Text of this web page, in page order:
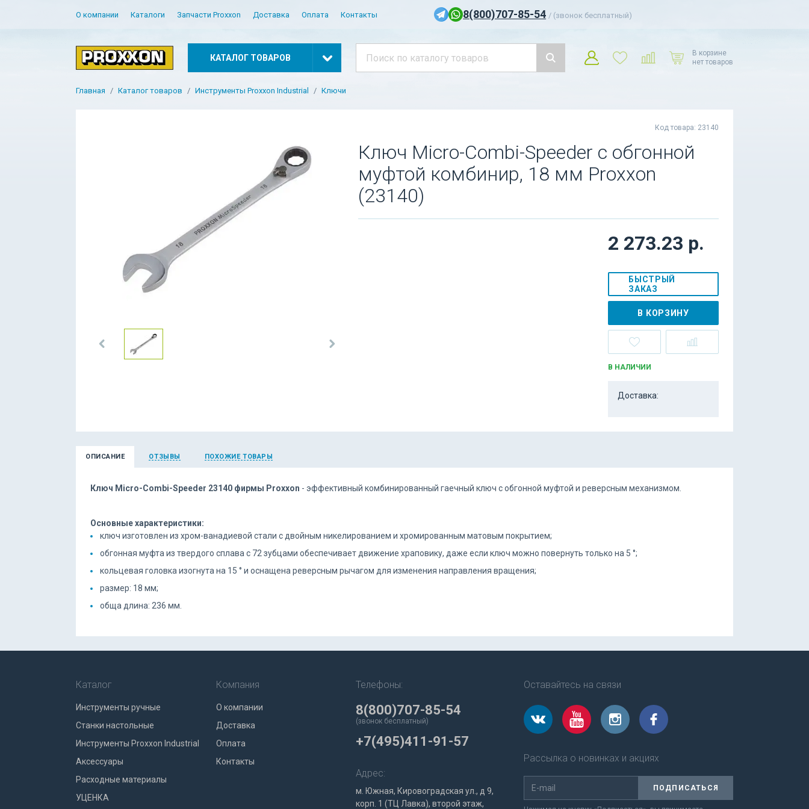
О компании Каталоги Запчасти Proxxon Доставка Оплата Контакты 8(800)707-85-54 / (звонок бесплатный)
КАТАЛОГ ТОВАРОВ
В корзине
нет товаров
Главная Каталог товаров Инструменты Proxxon Industrial Ключи
Код товара: 23140
Ключ Micro-Combi-Speeder с обгонной
муфтой комбинир, 18 мм Proxxon
(23140)
2 273.23 р.
БЫСТРЫЙ
ЗАКАЗ
В КОРЗИНУ
В НАЛИЧИИ
Доставка:
ОПИСАНИЕ ОТЗЫВЫ ПОХОЖИЕ ТОВАРЫ
Ключ Micro-Combi-Speeder 23140 фирмы Proxxon - эффективный комбинированный гаечный ключ с обгонной муфтой и реверсным механизмом.
Основные характеристики:
ключ изготовлен из хром-ванадиевой стали с двойным никелированием и хромированным матовым покрытием;
обгонная муфта из твердого сплава с 72 зубцами обеспечивает движение храповику, даже если ключ можно повернуть только на 5 °;
кольцевая головка изогнута на 15 ° и оснащена реверсным рычагом для изменения направления вращения;
размер: 18 мм;
обща длина: 236 мм.
Каталог
Инструменты ручные
Станки настольные
Инструменты Proxxon Industrial
Аксессуары
Расходные материалы
УЦЕНКА
Компания
О компании
Доставка
Оплата
Контакты
Телефоны:
8(800)707-85-54
(звонок бесплатный)
+7(495)411-91-57
Адрес:
м. Южная, Кировоградская ул., д 9,
корп. 1 (ТЦ Лавка), второй этаж,
Оставайтесь на связи
Рассылка о новинках и акциях
ПОДПИСАТЬСЯ